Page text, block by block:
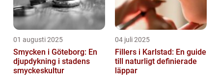
01 augusti 2025
Smycken i Göteborg: En
djupdykning i stadens
smyckeskultur
04 juli 2025
Fillers i Karlstad: En guide
till naturligt definierade
läppar